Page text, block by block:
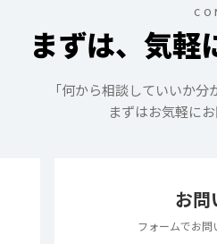
まずは、気軽
「何から相談していいか分
まずはお気軽に
お問
フォームでお問